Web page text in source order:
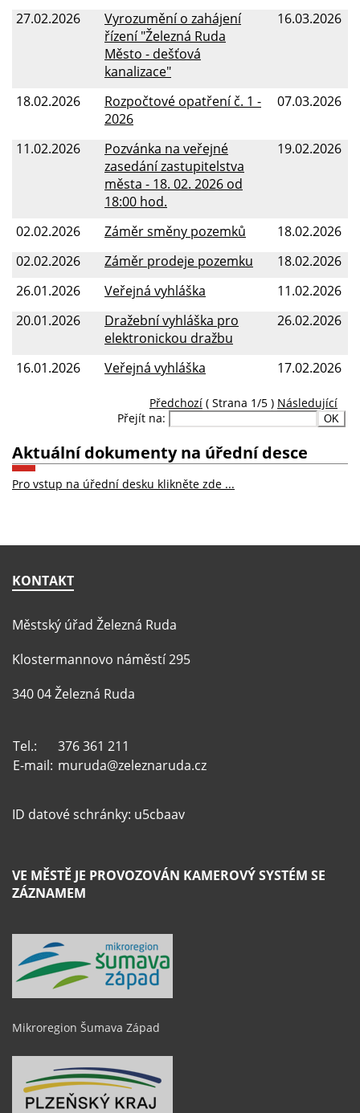
27.02.2026
16.03.2026
Vyrozumění o zahájení
řízení "Železná Ruda
Město - dešťová
kanalizace"
18.02.2026
07.03.2026
Rozpočtové opatření č. 1 -
2026
11.02.2026
19.02.2026
Pozvánka na veřejné
zasedání zastupitelstva
města - 18. 02. 2026 od
18:00 hod.
02.02.2026
18.02.2026
Záměr směny pozemků
02.02.2026
18.02.2026
Záměr prodeje pozemku
26.01.2026
11.02.2026
Veřejná vyhláška
20.01.2026
26.02.2026
Dražební vyhláška pro
elektronickou dražbu
16.01.2026
17.02.2026
Veřejná vyhláška
Předchozí ( Strana 1/5 ) Následující
Přejít na:
Aktuální dokumenty na úřední desce
Pro vstup na úřední desku klikněte zde ...
KONTAKT
Městský úřad Železná Ruda
Klostermannovo náměstí 295
340 04 Železná Ruda
Tel.:
376 361 211
E-mail: muruda@zeleznaruda.cz
ID datové schránky: u5cbaav
VE MĚSTĚ JE PROVOZOVÁN KAMEROVÝ SYSTÉM SE
ZÁZNAMEM
Mikroregion Šumava Západ